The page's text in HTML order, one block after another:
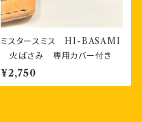
ミスタースミス HI-BASAMI
火ばさみ 専用カバー付き
¥2,750